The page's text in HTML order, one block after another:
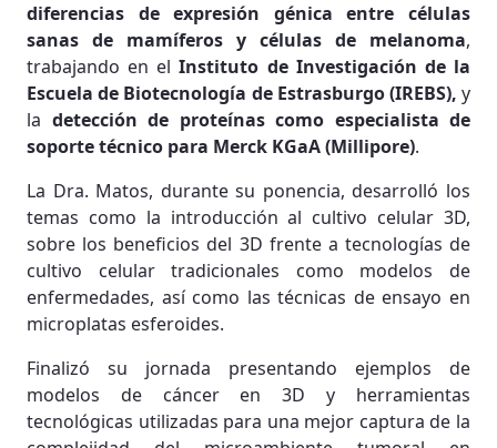
diferencias de expresión génica entre células
sanas de mamíferos y células de melanoma,
trabajando en elInstituto de Investigación de la
Escuela de Biotecnología de Estrasburgo (IREBS), y
la detección de proteínas como especialista de
soporte técnico para Merck KGaA (Millipore).
La Dra. Matos, durante su ponencia, desarrolló los
temas como la introducción al cultivo celular 3D,
sobre los beneficios del 3D frente a tecnologías de
cultivo celular tradicionales como modelos de
enfermedades, así como las técnicas de ensayo en
microplatas esferoides.
Finalizó su jornada presentando ejemplos de
modelos de cáncer en 3D y herramientas
tecnológicas utilizadas para una mejor captura de la